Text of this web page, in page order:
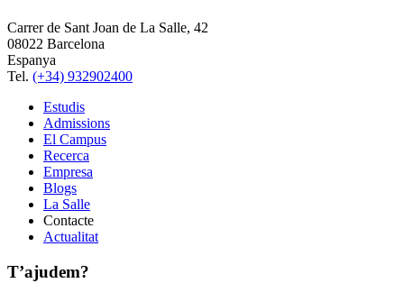
Carrer de Sant Joan de La Salle, 42
08022 Barcelona
Espanya
Tel. (+34) 932902400
Estudis
Admissions
El Campus
Recerca
Empresa
Blogs
La Salle
Contacte
Actualitat
T’ajudem?